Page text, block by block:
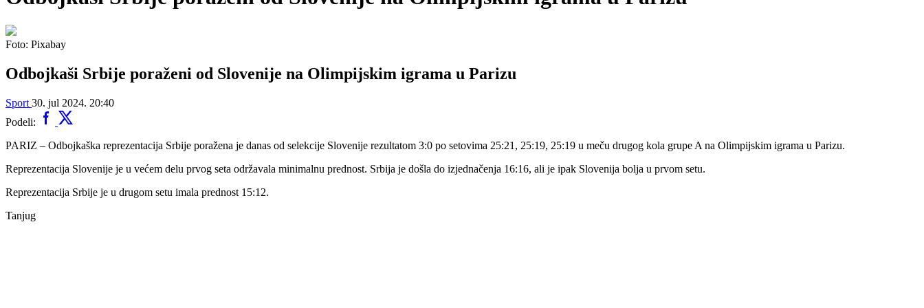
Foto: Pixabay
Odbojkaši Srbije poraženi od Slovenije na Olimpijskim igrama u Parizu
Sport 30. jul 2024. 20:40
Podeli:
PARIZ – Odbojkaška reprezentacija Srbije poražena je danas od selekcije Slovenije rezultatom 3:0 po setovima 25:21, 25:19, 25:19 u meču drugog kola grupe A na Olimpijskim igrama u Parizu.
Reprezentacija Slovenije je u većem delu prvog seta održavala minimalnu prednost. Srbija je došla do izjednačenja 16:16, ali je ipak Slovenija bolja u prvom setu.
Reprezentacija Srbije je u drugom setu imala prednost 15:12.
Tanjug